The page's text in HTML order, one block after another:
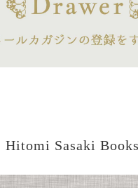
Hitomi Sasaki